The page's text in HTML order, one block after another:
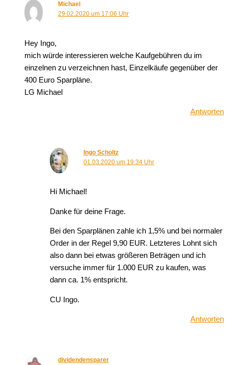
Michael
29.02.2020 um 17:06 Uhr
Hey Ingo,
mich würde interessieren welche Kaufgebühren du im
einzelnen zu verzeichnen hast, Einzelkäufe gegenüber der
400 Euro Sparpläne.
LG Michael
Antworten
Ingo Scholtz
01.03.2020 um 19:34 Uhr
Hi Michael!
Danke für deine Frage.
Bei den Sparplänen zahle ich 1,5% und bei normaler
Order in der Regel 9,90 EUR. Letzteres Lohnt sich
also dann bei etwas größeren Beträgen und ich
versuche immer für 1.000 EUR zu kaufen, was
dann ca. 1% entspricht.
CU Ingo.
Antworten
dividendensparer